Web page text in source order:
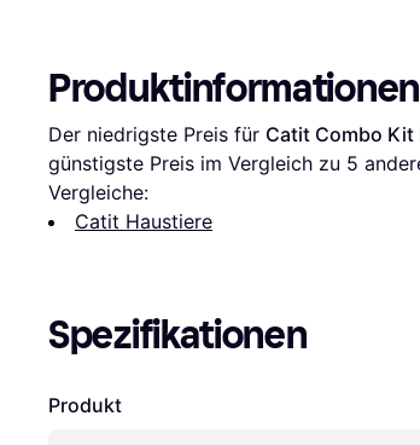
Produktinformationen
Der niedrigste Preis für Catit Combo Kit
günstigste Preis im Vergleich zu 5
Vergleiche:
Catit Haustiere
Spezifikationen
Produkt